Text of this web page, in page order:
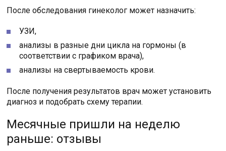
После обследования гинеколог может назначить:
УЗИ,
анализы в разные дни цикла на гормоны (в
соответствии с графиком врача),
анализы на свертываемость крови.
После получения результатов врач может установить
диагноз и подобрать схему терапии.
Месячные пришли на неделю
раньше: отзывы